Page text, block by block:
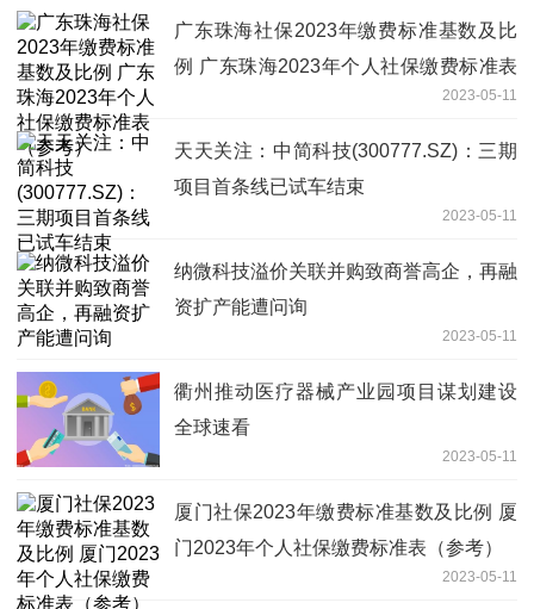
广东珠海社保2023年缴费标准基数及比
例 广东珠海2023年个人社保缴费标准表
2023-05-11
天天关注：中简科技(300777.SZ)：三期
项目首条线已试车结束
2023-05-11
纳微科技溢价关联并购致商誉高企，再融
资扩产能遭问询
2023-05-11
衢州推动医疗器械产业园项目谋划建设
全球速看
2023-05-11
厦门社保2023年缴费标准基数及比例 厦
门2023年个人社保缴费标准表（参考）
2023-05-11